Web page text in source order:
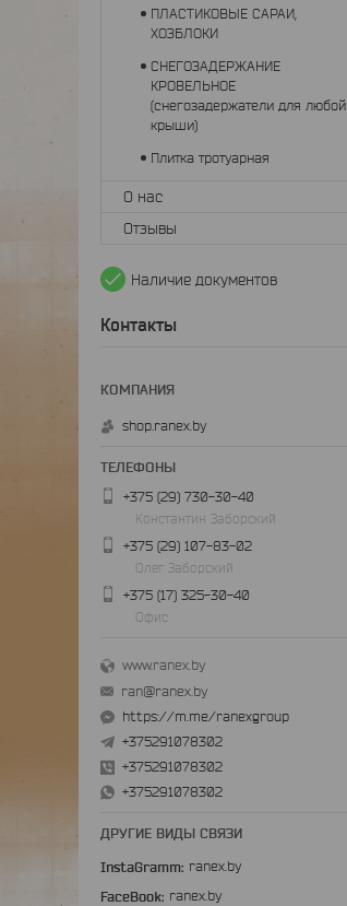
ПЛАСТИКОВЫЕ САРАИ,
ХОЗБЛОКИ
СНЕГОЗАДЕРЖАНИЕ
КРОВЕЛЬНОЕ
(снегозадержатели для любой
крыши)
Плитка тротуарная
О нас
Отзывы
Наличие документов
Контакты
shop.ranex.by
+375 (29) 730-30-40
Константин Заборский
+375 (29) 107-83-02
Олег Заборский
+375 (17) 325-30-40
Офис
www.ranex.by
ran@ranex.by
https://m.me/ranexgroup
+375291078302
+375291078302
+375291078302
ДРУГИЕ ВИДЫ СВЯЗИ
InstaGramm ranex.by
FaceBook ranex.by